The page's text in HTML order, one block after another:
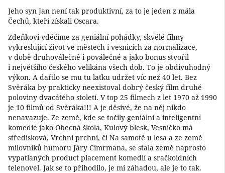
Jeho syn Jan není tak produktivní, za to je jeden z mála
Čechů, kteří získali Oscara.
Zdeňkovi vděčíme za geniální pohádky, skvělé filmy
vykreslující život ve městech i vesnicích za normalizace,
v době druhoválečné i poválečné a jako bonus stvořil
i největšího českého velikána všech dob. To je obdivuhodný
výkon. A dařilo se mu tu laťku udržet víc než 40 let. Bez
Svěráka by prakticky neexistoval dobrý český film druhé
poloviny dvacátého století. V top 25 filmech z let 1970 až 1990
je 10 filmů od Svěráka!!! A je děsivé, že na něj nikdo
nenavazuje. Ze země, kde se točily geniální a inteligentní
komedie jako Obecná škola, Kulový blesk, Vesničko má
středisková, Vrchní prchni, či Na samotě u lesa a ze země
milovníků humoru Járy Cimrmana, se stala země naprosto
vypatlaných product placement komedií a sračkoidních
telenovel. Jak se to přihodilo, je mi záhadou, ale je to tak.